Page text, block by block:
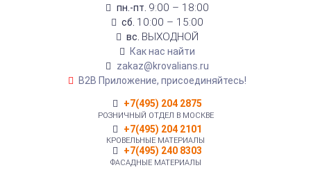
пн.-пт. 9:00 – 18:00
сб. 10:00 – 15:00
вс. ВЫХОДНОЙ
Как нас найти
zakaz@krovalians.ru
B2B Приложение, присоединяйтесь!
+7(495) 204 2875
РОЗНИЧНЫЙ ОТДЕЛ В МОСКВЕ
+7(495) 204 2101
КРОВЕЛЬНЫЕ МАТЕРИАЛЫ
+7(495) 240 8303
ФАСАДНЫЕ МАТЕРИАЛЫ